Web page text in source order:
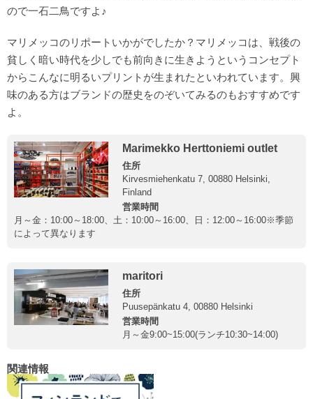
ので一石二鳥ですよ♪
マリメッコのリポートいかがでしたか？マリメッコは、戦後の
貧しく暗い時代を少しでも前向きに生きようというコンセプト
からこんなに明るいプリントが生まれたといわれています。興
味のある方はブランドの歴史をのぞいてみるのもおすすめです
よ。
Marimekko Herttoniemi outlet
住所
Kirvesmiehenkatu 7, 00880 Helsinki,
Finland
営業時間
月～金：10:00～18:00、土：10:00～16:00、日：12:00～16:00※季節
によって異なります
maritori
住所
Puusepänkatu 4, 00880 Helsinki
営業時間
月～金9:00~15:00(ランチ10:30~14:00)
関連情報